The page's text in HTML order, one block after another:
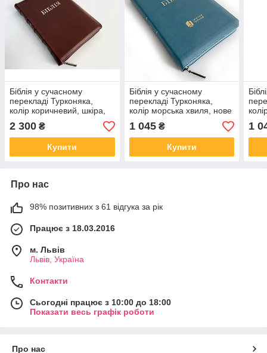
Біблія у сучасному
перекладі Турконяка,
колір коричневий, шкіра,
друге видання, замок,
індекси, 16х22см
2 300 ₴
Купити
Біблія у сучасному
перекладі Турконяка,
колір морська хвиля, нове
друге видання, замок,
індекси, 16х22см
1 045₴
Купити
1
Про нас
98% позитивних з 61 відгука за рік
Працює з 18.03.2016
м. Львів
Львів, Україна
Контакти
Сьогодні працює з 10:00 до 18:00
Показати весь графік роботи
Про нас